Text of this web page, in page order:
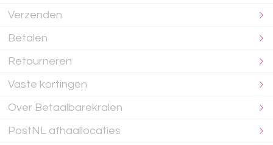
Verzenden
Betalen
Retourneren
Vaste kortingen
Over Betaalbarekralen
PostNL afhaallocaties